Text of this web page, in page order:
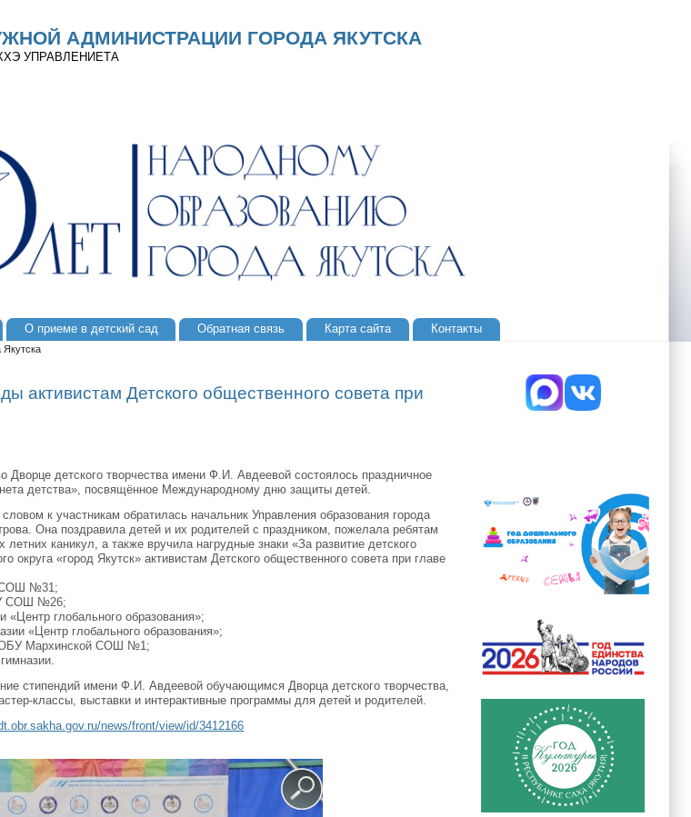
АДМИНИСТРАЦИИ ГОРОДА ЯКУТСКА
УПРАВЛЕНИЕТА
О приеме в детский сад Обратная связь Карта сайта Контакты
Якутска
активистам Детского общественного совета при
Дворце детского творчества имени Ф.И. Авдеевой состоялось праздничное
детства», посвящённое Международному дню защиты детей.
к участникам обратилась начальник Управления образования города
Она поздравила детей и их родителей с праздником, пожелала ребятам
летних каникул, а также вручила нагрудные знаки «За развитие детского
округа «город Якутск» активистам Детского общественного совета при главе
СОШ №31;
СОШ №26;
«Центр глобального образования»;
«Центр глобального образования»;
Мархинской СОШ №1;
стипендий имени Ф.И. Авдеевой обучающимся Дворца детского творчества,
классы, выставки и интерактивные программы для детей и родителей.
news/front/view/id/3412166